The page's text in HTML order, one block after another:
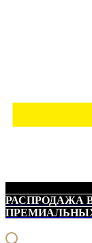
РАСПРОДАЖА